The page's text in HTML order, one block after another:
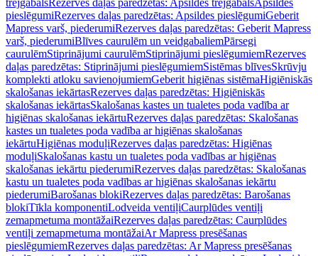
trejgabalsRezerves daļas paredzētas: Apsildes trejgabalsApsildes
pieslēgumiRezerves daļas paredzētas: Apsildes pieslēgumiGeberit
Mapress varš, piederumiRezerves daļas paredzētas: Geberit Mapress
varš, piederumiBlīves caurulēm un veidgabaliemPārsegi
caurulēmStiprinājumi caurulēmStiprinājumi pieslēgumiemRezerves
daļas paredzētas: Stiprinājumi pieslēgumiemSistēmas blīvesSkrūvju
komplekti atloku savienojumiemGeberit higiēnas sistēmaHigiēniskās
skalošanas iekārtasRezerves daļas paredzētas: Higiēniskās
skalošanas iekārtasSkalošanas kastes un tualetes poda vadība ar
higiēnas skalošanas iekārtuRezerves daļas paredzētas: Skalošanas
kastes un tualetes poda vadība ar higiēnas skalošanas
iekārtuHigiēnas moduļiRezerves daļas paredzētas: Higiēnas
moduļiSkalošanas kastu un tualetes poda vadības ar higiēnas
skalošanas iekārtu piederumiRezerves daļas paredzētas: Skalošanas
kastu un tualetes poda vadības ar higiēnas skalošanas iekārtu
piederumiBarošanas blokiRezerves daļas paredzētas: Barošanas
blokiTīkla komponentiLodveida ventiļiCaurplūdes ventiļi
zemapmetuma montāžaiRezerves daļas paredzētas: Caurplūdes
ventiļi zemapmetuma montāžaiAr Mapress presēšanas
pieslēgumiemRezerves daļas paredzētas: Ar Mapress presēšanas